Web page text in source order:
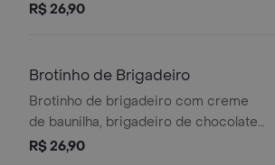
R$ 26,90
Brotinho de Brigadeiro
Brotinho de brigadeiro com creme
de baunilha, brigadeiro de chocolate
e granulado.
R$ 26,90